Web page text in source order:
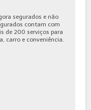
segurados e não
contam com
de 200 serviços para
carro e conveniência.